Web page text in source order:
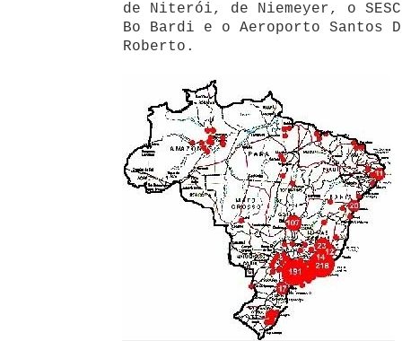
de Niterói, de Niemeyer, o
Bo Bardi e o Aeroporto Santos
Roberto.